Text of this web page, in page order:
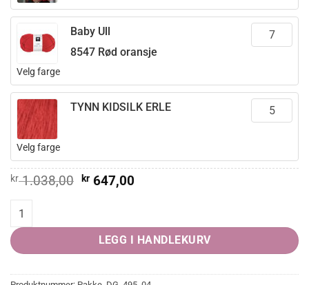
Velg farge
Baby Ull
8547 Rød oransje
Velg farge
TYNN KIDSILK ERLE
kr1.038,00 Opprinnelig
kr647,00Nåværende
ELLOIS genser quantity
LEGG I HANDLEKURV